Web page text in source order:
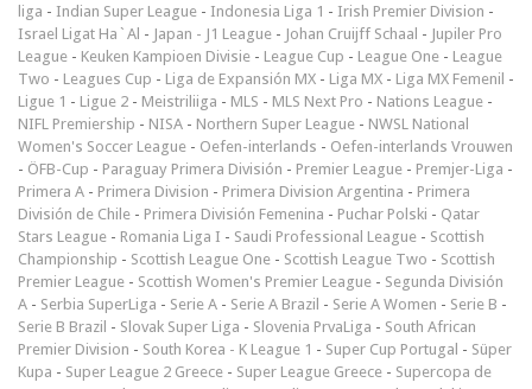
liga - Indian Super League - Indonesia Liga 1 - Irish Premier Division -
Israel Ligat Ha`Al - Japan - J1 League - Johan Cruijff Schaal - Jupiler Pro
League - Keuken Kampioen Divisie - League Cup - League One - League
Two - Leagues Cup - Liga de Expansión MX - Liga MX - Liga MX Femenil -
Ligue 1 - Ligue 2 - Meistriliiga - MLS - MLS Next Pro - Nations League -
NIFL Premiership - NISA - Northern Super League - NWSL National
Women's Soccer League - Oefen-interlands - Oefen-interlands Vrouwen
- ÖFB-Cup - Paraguay Primera División - Premier League - Premjer-Liga -
Primera A - Primera Division - Primera Division Argentina - Primera
División de Chile - Primera División Femenina - Puchar Polski - Qatar
Stars League - Romania Liga I - Saudi Professional League - Scottish
Championship - Scottish League One - Scottish League Two - Scottish
Premier League - Scottish Women's Premier League - Segunda División
A - Serbia SuperLiga - Serie A - Serie A Brazil - Serie A Women - Serie B -
Serie B Brazil - Slovak Super Liga - Slovenia PrvaLiga - South African
Premier Division - South Korea - K League 1 - Super Cup Portugal - Süper
Kupa - Super League 2 Greece - Super League Greece - Supercopa de